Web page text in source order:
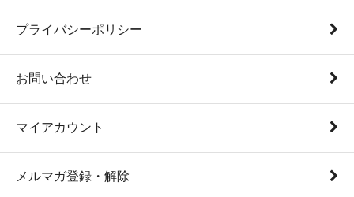
プライバシーポリシー
お問い合わせ
マイアカウント
メルマガ登録・解除